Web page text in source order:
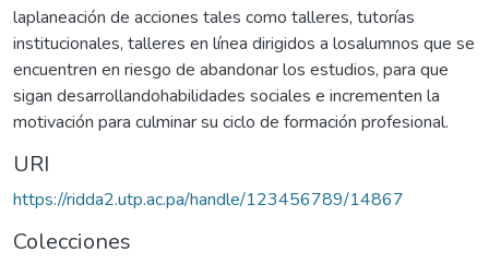
laplaneación de acciones tales como talleres, tutorías
institucionales, talleres en línea dirigidos a losalumnos que se
encuentren en riesgo de abandonar los estudios, para que
sigan desarrollandohabilidades sociales e incrementen la
motivación para culminar su ciclo de formación profesional.
URI
https://ridda2.utp.ac.pa/handle/123456789/14867
Colecciones